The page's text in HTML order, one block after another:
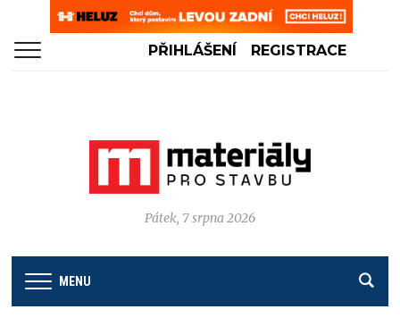
PŘIHLÁŠENÍ REGISTRACE
Pátek, 7 srpna 2026
MENU